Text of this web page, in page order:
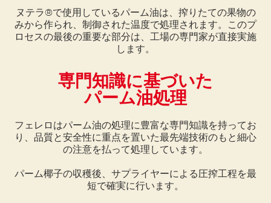
ヌテラ®で使用しているパーム油は、搾りたての果物の
みから作られ、制御された温度で処理されます。このプ
ロセスの最後の重要な部分は、工場の専門家が直接実施
します。
専門知識に基づいた
パーム油処理
フェレロはパーム油の処理に豊富な専門知識を持ってお
り、品質と安全性に重点を置いた最先端技術のもと細心
の注意を払って処理しています。
パーム椰子の収穫後、サプライヤーによる圧搾工程を最
短で確実に行います。